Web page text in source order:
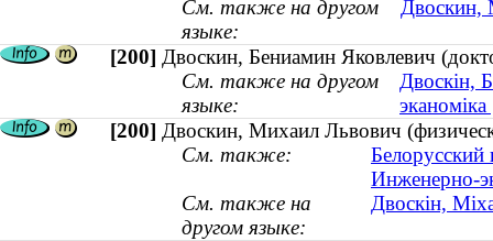
См. также на другом
языке:
Двоскин,
[200] Двоскин, Бениамин Яковлевич
См. также на другом
языке:
Двоскін,
[200] Двоскин, Михаил Львович
См. также:
Белорусский
Инженерно-
См. также на
другом языке:
Двоскін,